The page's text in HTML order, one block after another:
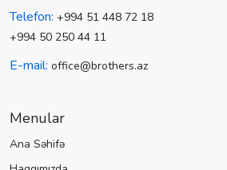
Telefon: +994 51 448 72 18
+994 50 250 44 11
E-mail: office@brothers.az
Menular
Ana Səhifə